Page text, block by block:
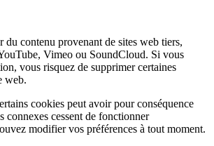
du contenu provenant de sites web tiers,
Vimeo ou SoundCloud. Si vous
vous risquez de supprimer certaines
web.
cookies peut avoir pour conséquence
connexes cessent de fonctionner
modifier vos préférences à tout moment.